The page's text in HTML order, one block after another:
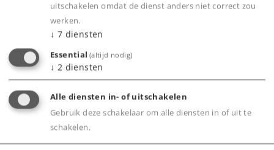
Onderdelen bestellen
Product
uitschakelen omdat de dienst anders niet correct zou
werken.
↓ 7 diensten
Essential (altijd nodig)
↓ 2 diensten
Alle diensten in- of uitschakelen
Gebruik deze schakelaar om alle diensten in of uit te
schakelen.